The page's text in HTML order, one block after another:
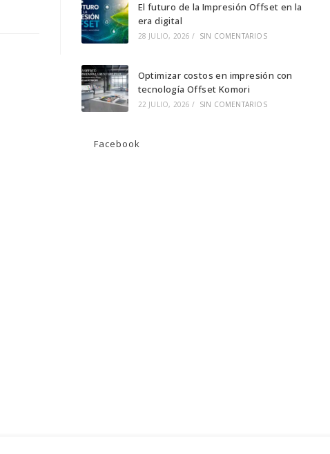
El futuro de la Impresión Offset en la
era digital
28 JULIO, 2026 / SIN COMENTARIOS
Optimizar costos en impresión con
tecnología Offset Komori
22 JULIO, 2026 / SIN COMENTARIOS
Facebook